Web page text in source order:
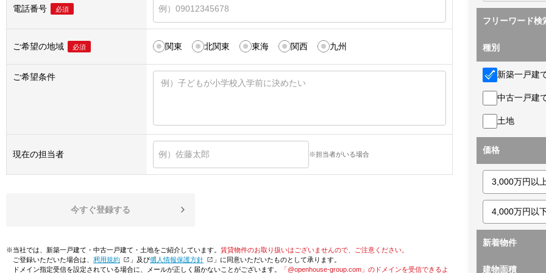
電話番号 必須
ご希望の地域 必須 関東 北関東 東海 関西 九州
ご希望条件
現在の担当者 ※担当者がいる場合
今すぐ登録する
※当社では、新築一戸建て・中古一戸建て・土地をご紹介しています。 賃貸物件のお取り扱いはございませんので、ご注意ください。
ご登録いただいた場合は、「利用規約 」及び「個人情報保護方針
」に同意いただいたものとして承ります。
ドメイン指定受信を設定されている場合に、メールが正しく届かないことがございます。
「@openhouse-group.com」のドメインを受信できるよ
フリーワード検
種別
新築一戸建
中古一戸建
土地
価格
新着物件
建物面積